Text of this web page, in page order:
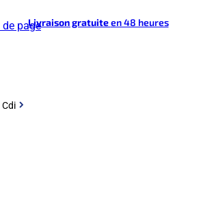
page
Livraison gratuiteen 48 heures
Cdi